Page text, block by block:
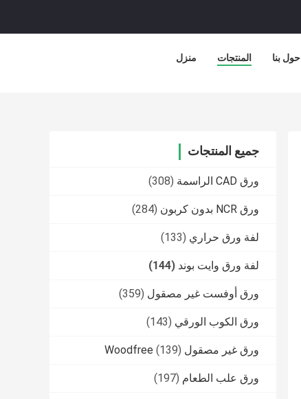
منزل المنتجات حول بنا
جميع المنتجات
ورق CAD الراسمة (308)
ورق NCR بدون كربون (284)
لفة ورق حراري (133)
لفة ورق وايت بوند (144)
ورق أوفست غير مصقول (359)
ورق الكوب الورقي (143)
ورق غير مصقول Woodfree (139)
ورق علب الطعام (197)